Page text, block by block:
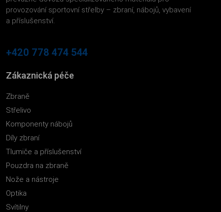
provozování sportovní střelby – zbraní, nábojů, vybavení
a příslušenství.
+420 778 474 544
Zákaznická péče
Zbraně
Střelivo
Komponenty nábojů
Díly zbraní
Tlumiče a příslušenství
Pouzdra na zbraně
Nože a nástroje
Optika
Svítilny